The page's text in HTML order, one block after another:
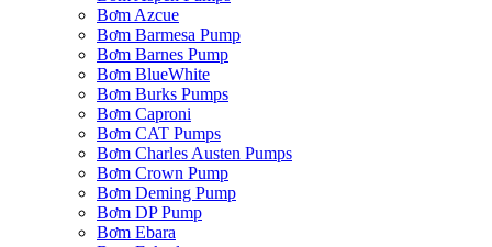
Bơm Azcue
Bơm Barmesa Pump
Bơm Barnes Pump
Bơm BlueWhite
Bơm Burks Pumps
Bơm Caproni
Bơm CAT Pumps
Bơm Charles Austen Pumps
Bơm Crown Pump
Bơm Deming Pump
Bơm DP Pump
Bơm Ebara